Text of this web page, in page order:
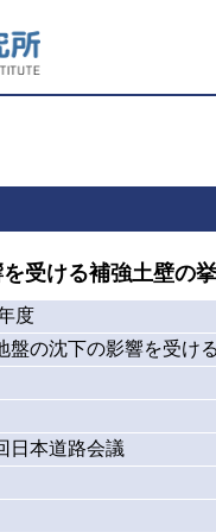
受ける補強土壁の
度
盤の沈下の影響を受け
日本道路会議